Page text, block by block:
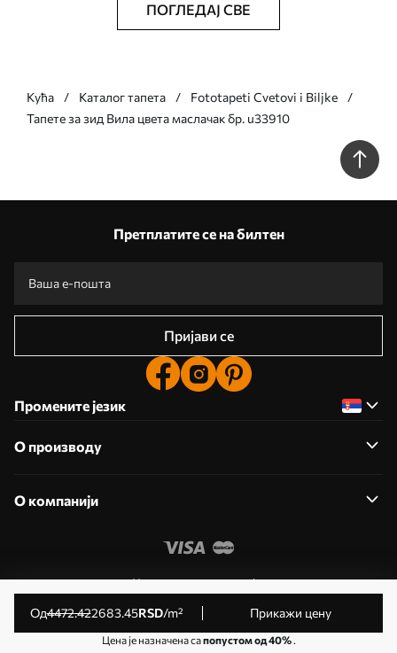
од4472.422683.45RSD/m² Прикажи цену
Цена је назначена сапопустом од 40%.
ПОГЛЕДАЈ СВЕ
Кућа Каталог тапета
Fototapeti Cvetovi i Biljke
Тапете за зид Вила цвета маслачак бр. u33910
Претплатите се на билтен
Пријави се
Промените језик
О производу
О компанији
Уредите дозволе колачића
© 2011- 2026 Uwalls . Сва права задржана. Управља KLW